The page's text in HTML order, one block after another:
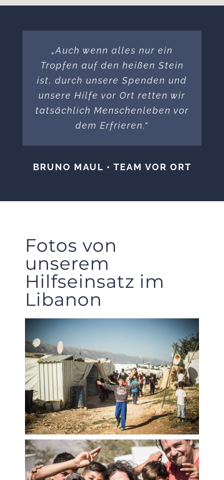
„Auch wenn alles nur ein
Tropfen auf den heißen Stein
ist, durch unsere Spenden und
unsere Hilfe vor Ort retten wir
tatsächlich Menschenleben vor
dem Erfrieren.“
BRUNO MAUL • TEAM VOR ORT
Fotos von
unserem
Hilfseinsatz im
Libanon